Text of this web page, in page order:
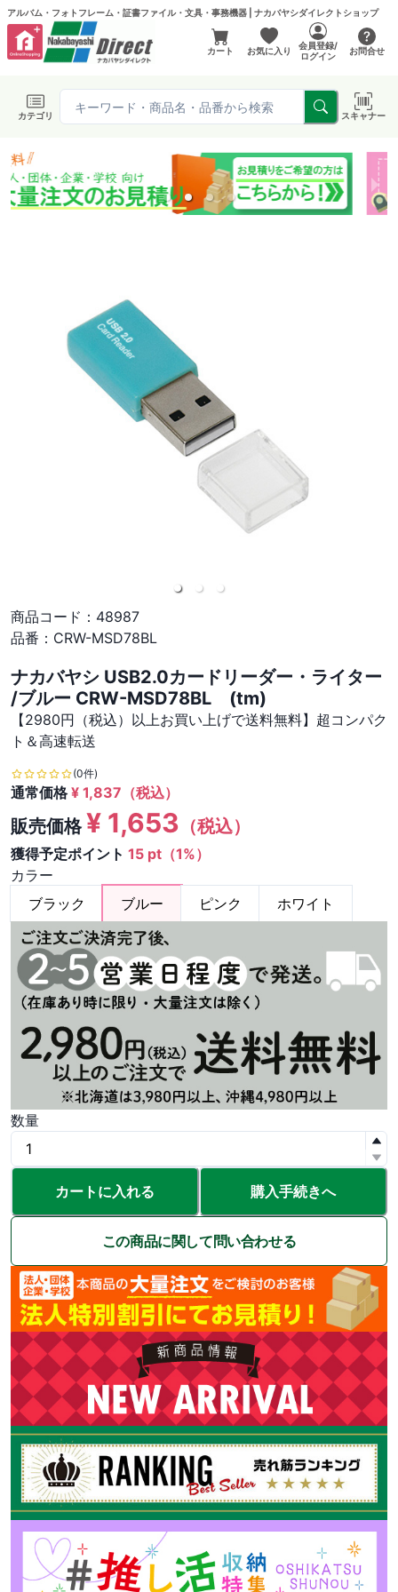
アルバム・フォトフレーム・証書ファイル・文具・事務機器 | ナカバヤシダイレクトショップ
カート お気に入り
会員登録/
ログイン
お問合せ
カテゴリ スキャナー
商品コード： 48987
品番： CRW-MSD78BL
ナカバヤシ USB2.0カードリーダー・ライター
/ブルー CRW-MSD78BL (tm)
【2980円（税込）以上お買い上げで送料無料】超コンパク
ト＆高速転送
(0件)
通常価格¥ 1,837 （税込）
販売価格¥ 1,653 （税込）
獲得予定ポイント 15 pt（1%）
カラー
ブラック
ブルー ピンク ホワイト
数量
カートに入れる 購入手続きへ
この商品に関して問い合わせる